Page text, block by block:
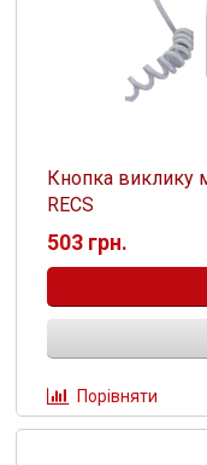
Кнопка виклику
RECS
503 грн.
Порівняти